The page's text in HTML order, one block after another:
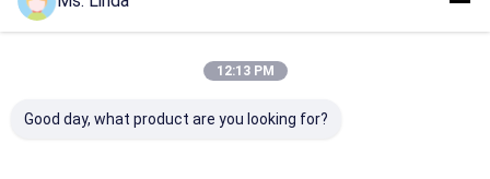
Nós Responderemos Rapidamente
12:13 PM
Good day, what product are you looking for?